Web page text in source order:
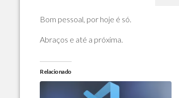
Bom pessoal, por hoje é só.
Abraços e até a próxima.
Relacionado